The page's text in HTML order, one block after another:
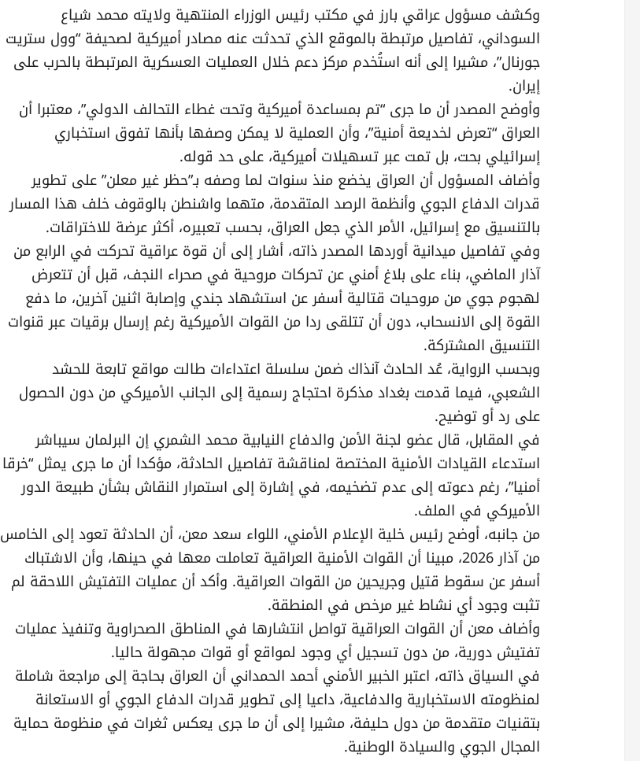
وكشف مسؤول عراقي بارز في مكتب رئيس الوزراء المنتهية ولايته محمد شياع
السوداني، تفاصيل مرتبطة بالموقع الذي تحدثت عنه مصادر أميركية لصحيفة “وول ستريت
جورنال”، مشيرا إلى أنه استُخدم مركز دعم خلال العمليات العسكرية المرتبطة بالحرب على
إيران.
وأوضح المصدر أن ما جرى “تم بمساعدة أميركية وتحت غطاء التحالف الدولي”، معتبرا أن
العراق “تعرض لخديعة أمنية”، وأن العملية لا يمكن وصفها بأنها تفوق استخباري
إسرائيلي بحت، بل تمت عبر تسهيلات أميركية، على حد قوله.
وأضاف المسؤول أن العراق يخضع منذ سنوات لما وصفه بـ”حظر غير معلن” على تطوير
قدرات الدفاع الجوي وأنظمة الرصد المتقدمة، متهما واشنطن بالوقوف خلف هذا المسار
بالتنسيق مع إسرائيل، الأمر الذي جعل العراق، بحسب تعبيره، أكثر عرضة للاختراقات.
وفي تفاصيل ميدانية أوردها المصدر ذاته، أشار إلى أن قوة عراقية تحركت في الرابع من
آذار الماضي، بناء على بلاغ أمني عن تحركات مروحية في صحراء النجف، قبل أن تتعرض
لهجوم جوي من مروحيات قتالية أسفر عن استشهاد جندي وإصابة اثنين آخرين، ما دفع
القوة إلى الانسحاب، دون أن تتلقى ردا من القوات الأميركية رغم إرسال برقيات عبر قنوات
التنسيق المشتركة.
وبحسب الرواية، عُد الحادث آنذاك ضمن سلسلة اعتداءات طالت مواقع تابعة للحشد
الشعبي، فيما قدمت بغداد مذكرة احتجاج رسمية إلى الجانب الأميركي من دون الحصول
على رد أو توضيح.
في المقابل، قال عضو لجنة الأمن والدفاع النيابية محمد الشمري إن البرلمان سيباشر
استدعاء القيادات الأمنية المختصة لمناقشة تفاصيل الحادثة، مؤكدا أن ما جرى يمثل “خرقا
أمنيا”، رغم دعوته إلى عدم تضخيمه، في إشارة إلى استمرار النقاش بشأن طبيعة الدور
الأميركي في الملف.
من جانبه، أوضح رئيس خلية الإعلام الأمني، اللواء سعد معن، أن الحادثة تعود إلى الخامس
من آذار 2026، مبينا أن القوات الأمنية العراقية تعاملت معها في حينها، وأن الاشتباك
أسفر عن سقوط قتيل وجريحين من القوات العراقية. وأكد أن عمليات التفتيش اللاحقة لم
تثبت وجود أي نشاط غير مرخص في المنطقة.
وأضاف معن أن القوات العراقية تواصل انتشارها في المناطق الصحراوية وتنفيذ عمليات
تفتيش دورية، من دون تسجيل أي وجود لمواقع أو قوات مجهولة حاليا.
في السياق ذاته، اعتبر الخبير الأمني أحمد الحمداني أن العراق بحاجة إلى مراجعة شاملة
لمنظومته الاستخبارية والدفاعية، داعيا إلى تطوير قدرات الدفاع الجوي أو الاستعانة
بتقنيات متقدمة من دول حليفة، مشيرا إلى أن ما جرى يعكس ثغرات في منظومة حماية
المجال الجوي والسيادة الوطنية.